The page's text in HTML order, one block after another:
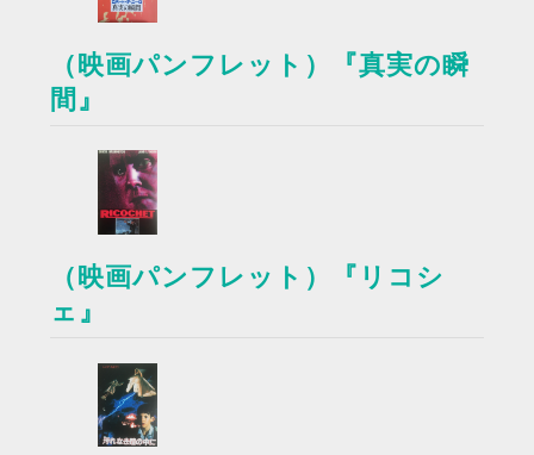
（映画パンフレット）『真実の瞬
間』
（映画パンフレット）『リコシ
ェ』